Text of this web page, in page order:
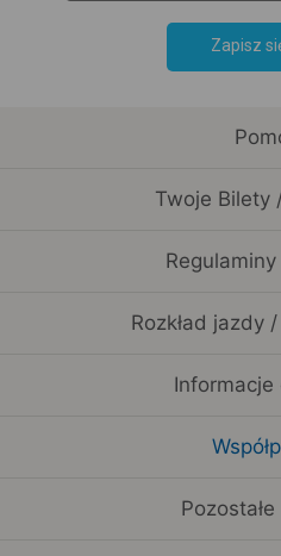
Zapisz
Twoje Bilety
Rozkład jazdy
Informacje